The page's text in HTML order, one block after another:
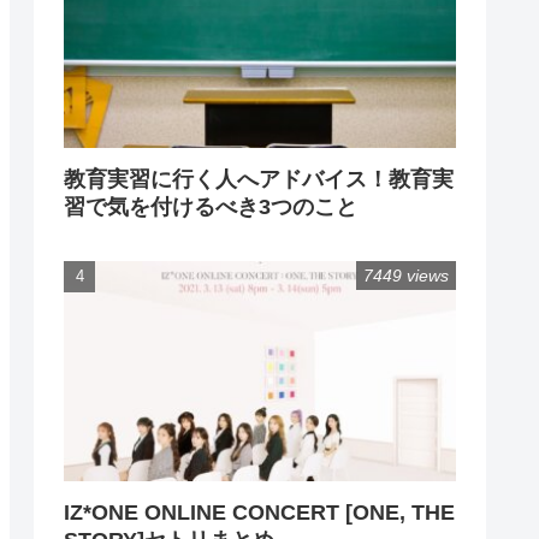
教育実習に行く人へアドバイス！教育実
習で気を付けるべき3つのこと
IZ*ONE ONLINE CONCERT [ONE, THE
7449 views